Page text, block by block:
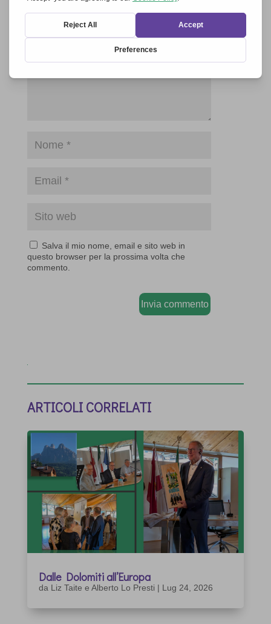
campi obbligatori sono contrassegnati*
Salva il mio nome, email e sito web in
questo browser per la prossima volta che
commento.
Invia commento
ARTICOLI CORRELATI
Dalle Dolomiti all’Europa
da Liz Taite e Alberto Lo Presti | Lug 24, 2026